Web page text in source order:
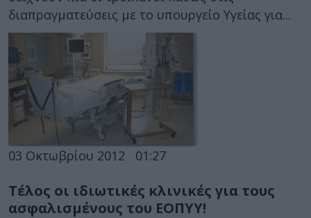
διαπραγματεύσεις με το υπουργείο Υγείας για...
03 Οκτωβρίου 2012 01:27
Τέλος οι ιδιωτικές κλινικές για τους
ασφαλισμένους του ΕΟΠΥΥ!